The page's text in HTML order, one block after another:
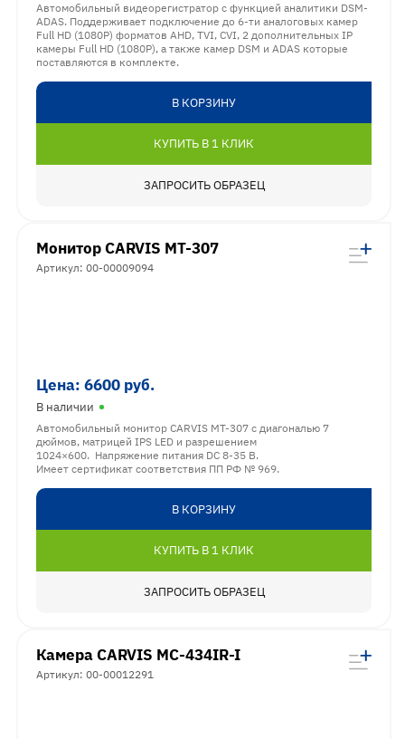
Автомобильный видеорегистратор с функцией аналитики DSM-
ADAS. Поддерживает подключение до 6-ти аналоговых камер
Full HD (1080P) форматов AHD, TVI, CVI, 2 дополнительных IP
камеры Full HD (1080P), а также камер DSM и ADAS которые
поставляются в комплекте.
В КОРЗИНУ
КУПИТЬ В 1 КЛИК
ЗАПРОСИТЬ ОБРАЗЕЦ
Монитор CARVIS MT-307
Артикул: 00-00009094
Цена: 6600 руб.
В наличии
Автомобильный монитор CARVIS MT-307 с диагональю 7
дюймов, матрицей IPS LED и разрешением
1024×600. Напряжение питания DC 8-35 В.
Имеет сертификат соответствия ПП РФ № 969.
В КОРЗИНУ
КУПИТЬ В 1 КЛИК
ЗАПРОСИТЬ ОБРАЗЕЦ
Камера CARVIS MC-434IR-I
Артикул: 00-00012291